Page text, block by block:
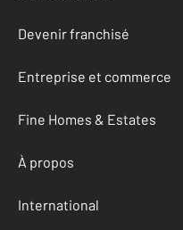
Devenir franchisé
Entreprise et commerce
Fine Homes & Estates
À propos
International